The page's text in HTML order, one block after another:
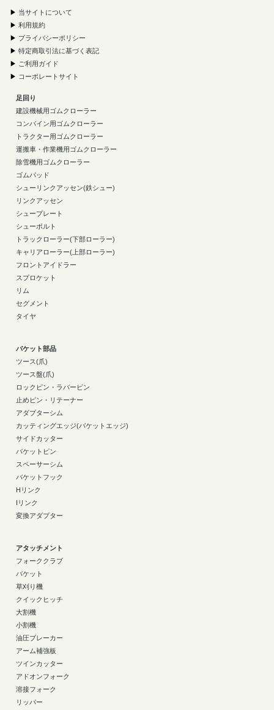
▶ 当サイトについて
▶ 利用規約
▶ プライバシーポリシー
▶ 特定商取引法に基づく表記
▶ ご利用ガイド
▶ コーポレートサイト
足回り
建設機械用ゴムクローラー
コンバイン用ゴムクローラー
トラクター用ゴムクローラー
運搬車・作業機用ゴムクローラー
除雪機用ゴムクローラー
ゴムパッド
シューリンクアッセン(鉄シュー)
リンクアッセン
シュープレート
シューボルト
トラックローラー(下部ローラー)
キャリアローラー(上部ローラー)
フロントアイドラー
スプロケット
リム
セグメント
タイヤ
バケット部品
ツース(爪)
ツース盤(爪)
ロックピン・ラバーピン
止めピン・リテーナー
アダプターシム
カッティングエッジ(バケットエッジ)
サイドカッター
バケットピン
スペーサーシム
バケットフック
Hリンク
Iリンク
変換アダプター
アタッチメント
フォーククラブ
バケット
草刈り機
クイックヒッチ
大割機
小割機
油圧ブレーカー
アーム補強板
ツインカッター
アドオンフォーク
溶接フォーク
リッパー